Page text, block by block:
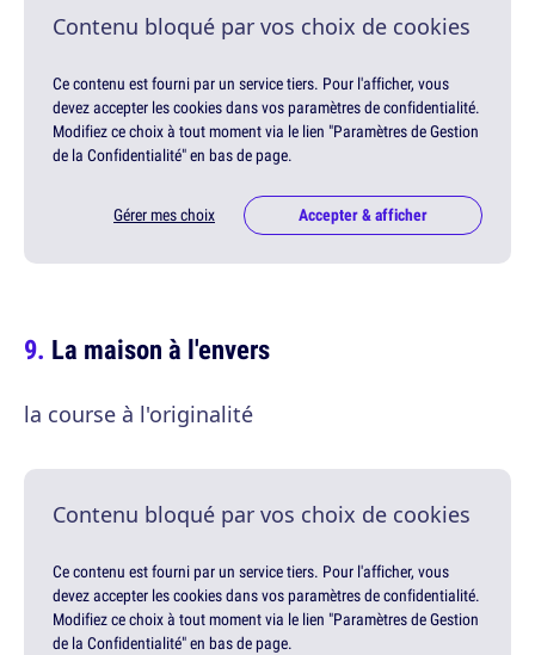
Contenu bloqué par vos choix de cookies
Ce contenu est fourni par un service tiers. Pour l'afficher, vous
devez accepter les cookies dans vos paramètres de confidentialité.
Modifiez ce choix à tout moment via le lien "Paramètres de Gestion
de la Confidentialité" en bas de page.
Gérer mes choix Accepter & afficher
La maison à l'envers
la course à l'originalité
Contenu bloqué par vos choix de cookies
Ce contenu est fourni par un service tiers. Pour l'afficher, vous
devez accepter les cookies dans vos paramètres de confidentialité.
Modifiez ce choix à tout moment via le lien "Paramètres de Gestion
de la Confidentialité" en bas de page.